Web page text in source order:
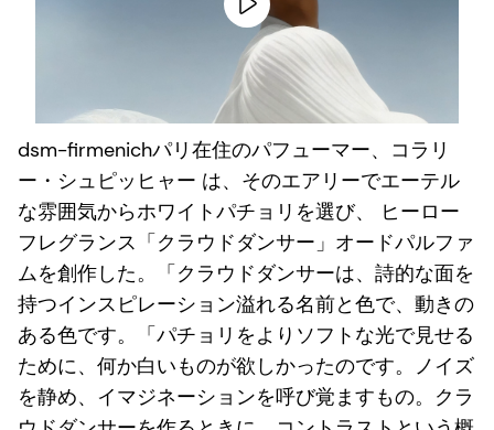
dsm-firmenichパリ在住のパフューマー、コラリ
ー・シュピッヒャー は、そのエアリーでエーテル
な雰囲気からホワイトパチョリを選び、 ヒーロー
フレグランス「クラウドダンサー」オードパルファ
ムを創作した。「クラウドダンサーは、詩的な面を
持つインスピレーション溢れる名前と色で、動きの
ある色です。「パチョリをよりソフトな光で見せる
ために、何か白いものが欲しかったのです。ノイズ
を静め、イマジネーションを呼び覚ますもの。クラ